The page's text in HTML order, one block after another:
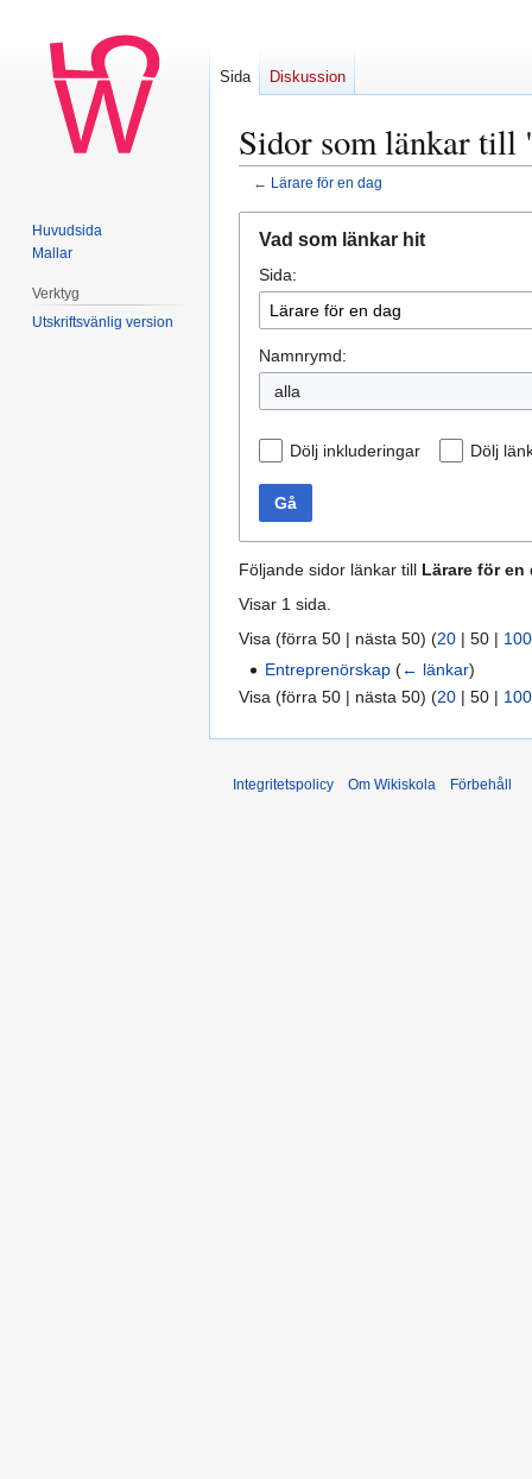
Sidor som länkar till
← Lärare för en dag
navigering
sök
Vad som länkar hit
Sida:
Namnrymd:
alla
Dölj inkluderingar Dölj
Gå
Följande sidor länkar till Lärare för en
Visar 1 sida.
Visa (förra 50 | nästa 50) (20 | 50 | 100
Entreprenörskap (← länkar)
Visa (förra 50 | nästa 50) (20 | 50 | 100
Sida Diskussion
Huvudsida
Mallar
Verktyg
Utskriftsvänlig version
Integritetspolicy Om Wikiskola Förbehåll